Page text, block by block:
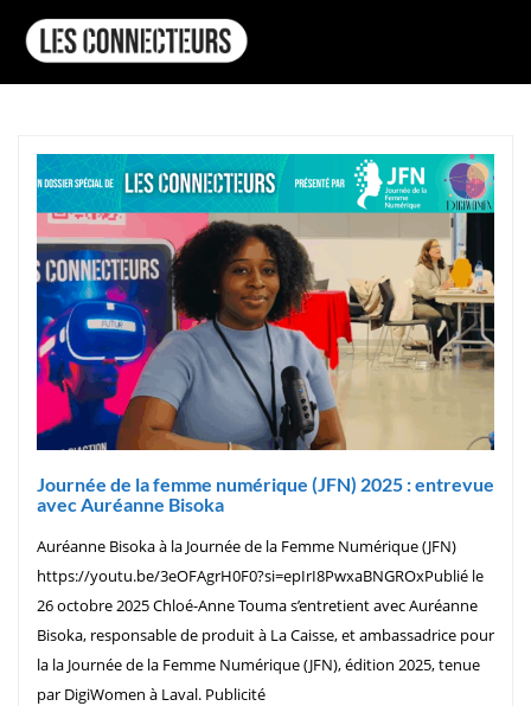
Journée de la femme numérique (JFN) 2025 : entrevue
avec Auréanne Bisoka
Auréanne Bisoka à la Journée de la Femme Numérique (JFN)
https://youtu.be/3eOFAgrH0F0?si=epIrI8PwxaBNGROxPublié le
26 octobre 2025 Chloé-Anne Touma s’entretient avec Auréanne
Bisoka, responsable de produit à La Caisse, et ambassadrice pour
la la Journée de la Femme Numérique (JFN), édition 2025, tenue
par DigiWomen à Laval. Publicité